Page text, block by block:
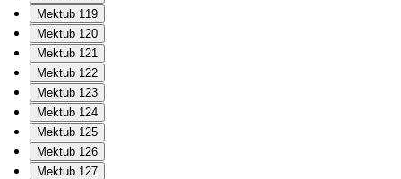
Mektub 119
Mektub 120
Mektub 121
Mektub 122
Mektub 123
Mektub 124
Mektub 125
Mektub 126
Mektub 127